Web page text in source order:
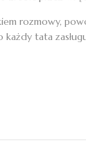
rozmowy,
tata